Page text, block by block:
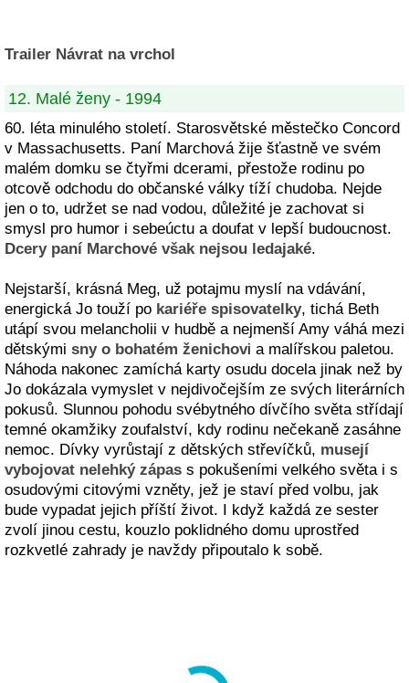
Trailer Návrat na vrchol
12. Malé ženy - 1994
60. léta minulého století. Starosvětské městečko Concord
v Massachusetts. Paní Marchová žije šťastně ve svém
malém domku se čtyřmi dcerami, přestože rodinu po
otcově odchodu do občanské války tíží chudoba. Nejde
jen o to, udržet se nad vodou, důležité je zachovat si
smysl pro humor i sebeúctu a doufat v lepší budoucnost.
Dcery paní Marchové však nejsou ledajaké.
Nejstarší, krásná Meg, už potajmu myslí na vdávání,
energická Jo touží po kariéře spisovatelky, tichá Beth
utápí svou melancholii v hudbě a nejmenší Amy váhá mezi
dětskými sny o bohatém ženichovi a malířskou paletou.
Náhoda nakonec zamíchá karty osudu docela jinak než by
Jo dokázala vymyslet v nejdivočejším ze svých literárních
pokusů. Slunnou pohodu svébytného dívčího světa střídají
temné okamžiky zoufalství, kdy rodinu nečekaně zasáhne
nemoc. Dívky vyrůstají z dětských střevíčků, musejí
vybojovat nelehký zápas s pokušeními velkého světa i s
osudovými citovými vzněty, jež je staví před volbu, jak
bude vypadat jejich příští život. I když každá ze sester
zvolí jinou cestu, kouzlo poklidného domu uprostřed
rozkvetlé zahrady je navždy připoutalo k sobě.